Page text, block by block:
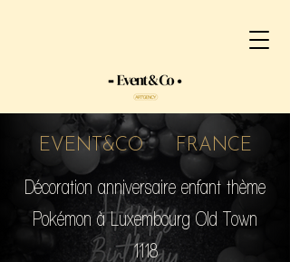
EVENT&CO FRANCE
Décoration anniversaire enfant thème
Pokémon à Luxembourg Old Town
1118